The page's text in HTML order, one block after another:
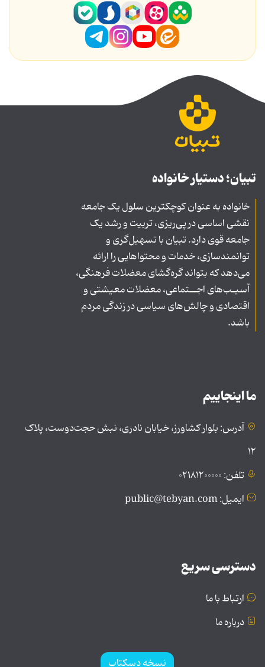
تبیان؛ دستیار خانواده
خانواده به عنوان کوچکترین سلول یک جامعه
نقشی اساسی در پی‌ریزی، تربیت و رشد یک
جامعه قوی دارد. تبیان با تسهیل‌گری و
توانمندسازی، خدمات و محتواهایی را ارائه
می‌دهد که بتواند گره‌گشای معضلات فرهنگی،
آسیـب‌های اجــتماعی، معضلات معیشتی و
اقتصادی و چالش‌های سیاسی در زندگی مردم
باشد.
ما اینجاییم
آدرس: بلوار کشاورز، خیابان نادری، نبش حجت‌دوست، پلاک
۱۲
تلفن: ۰۲۱۸۱۲۰۰۰۰۰
ایمیل: public@tebyan.com
دسترسی سریع
ارتباط با ما
درباره ما
نسخه دسکتاپ